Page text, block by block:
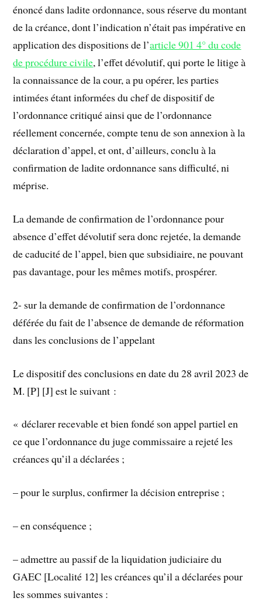
énoncé dans ladite ordonnance, sous réserve du montant
de la créance, dont l’indication n’était pas impérative en
application des dispositions de l’article 901 4° du code
de procédure civile, l’effet dévolutif, qui porte le litige à
la connaissance de la cour, a pu opérer, les parties
intimées étant informées du chef de dispositif de
l’ordonnance critiqué ainsi que de l’ordonnance
réellement concernée, compte tenu de son annexion à la
déclaration d’appel, et ont, d’ailleurs, conclu à la
confirmation de ladite ordonnance sans difficulté, ni
méprise.
La demande de confirmation de l’ordonnance pour
absence d’effet dévolutif sera donc rejetée, la demande
de caducité de l’appel, bien que subsidiaire, ne pouvant
pas davantage, pour les mêmes motifs, prospérer.
2- sur la demande de confirmation de l’ordonnance
déférée du fait de l’absence de demande de réformation
dans les conclusions de l’appelant
Le dispositif des conclusions en date du 28 avril 2023 de
M. [P] [J] est le suivant :
« déclarer recevable et bien fondé son appel partiel en
ce que l’ordonnance du juge commissaire a rejeté les
créances qu’il a déclarées ;
– pour le surplus, confirmer la décision entreprise ;
– en conséquence ;
– admettre au passif de la liquidation judiciaire du
GAEC [Localité 12] les créances qu’il a déclarées pour
les sommes suivantes :